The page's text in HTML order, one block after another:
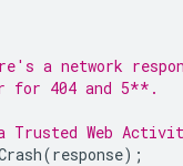
a network
for 404 and 5**.
Web
(response);